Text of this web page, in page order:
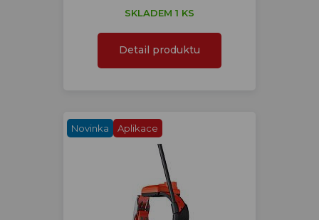
SKLADEM 1 KS
Detail produktu
Novinka Aplikace